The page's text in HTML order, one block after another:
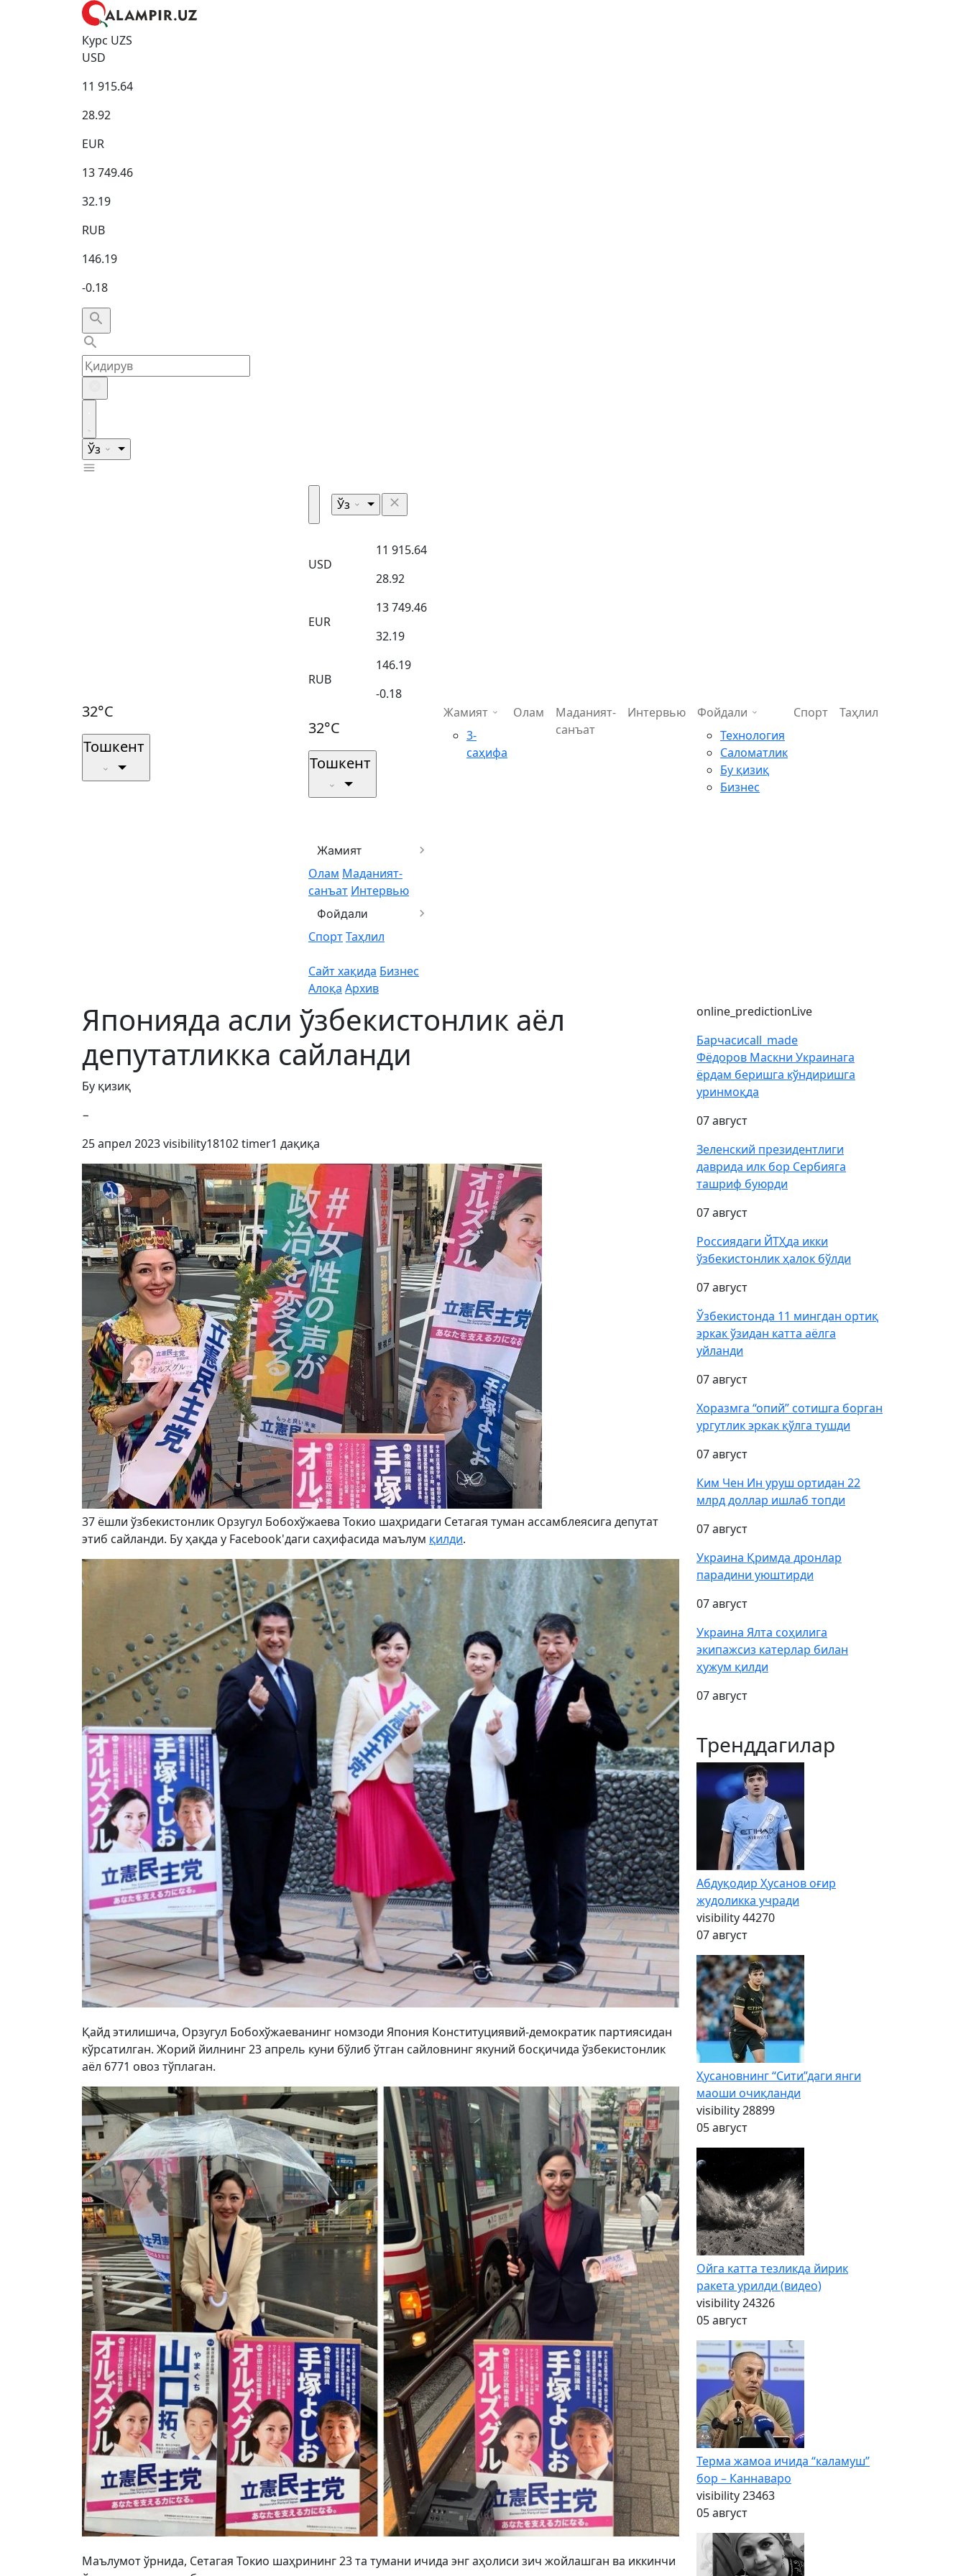
Курс UZS
USD
11 915.64
28.92
EUR
13 749.46
32.19
RUB
146.19
-0.18
Ўз
32°C
Тошкент
Ўз
USD
11 915.64
28.92
EUR
13 749.46
32.19
RUB
146.19
-0.18
32°C
Тошкент
Жамият
Олам Маданият-
санъат Интервью
Фойдали
СпортТаҳлил
Сайт хақида Бизнес
Алоқа Архив
Жамият
3-
саҳифа
Олам
Маданият-
санъат
Интервью
Фойдали
Технология
Саломатлик
Бу қизиқ
Бизнес
Спорт Таҳлил
Японияда асли ўзбекистонлик аёл
депутатликка сайланди
Бу қизиқ
−
25 апрел 2023visibility18102timer1 дақиқа
37 ёшли ўзбекистонлик Орзугул Бобохўжаева Токио шаҳридаги Сетагая туман ассамблеясига депутат
этиб сайланди. Бу ҳақда у Facebook'даги саҳифасида маълум қилди.
Қайд этилишича, Орзугул Бобохўжаеванинг номзоди Япония Конституциявий-демократик партиясидан
кўрсатилган. Жорий йилнинг 23 апрель куни бўлиб ўтган сайловнинг якуний босқичида ўзбекистонлик
аёл 6771 овоз тўплаган.
Маълумот ўрнида, Сетагая Токио шаҳрининг 23 та тумани ичида энг аҳолиси зич жойлашган ва иккинчи
online_predictionLive
Барчасиcall_made
Фёдоров Маскни Украинага
ёрдам беришга кўндиришга
уринмоқда
07 август
Зеленский президентлиги
даврида илк бор Сербияга
ташриф буюрди
07 август
Россиядаги ЙТҲда икки
ўзбекистонлик ҳалок бўлди
07 август
Ўзбекистонда 11 мингдан ортиқ
эркак ўзидан катта аёлга
уйланди
07 август
Хоразмга “опий” сотишга борган
ургутлик эркак қўлга тушди
07 август
Ким Чен Ин уруш ортидан 22
млрд доллар ишлаб топди
07 август
Украина Қримда дронлар
парадини уюштирди
07 август
Украина Ялта соҳилига
экипажсиз катерлар билан
ҳужум қилди
07 август
Тренддагилар
Абдуқодир Ҳусанов оғир
жудоликка учради
visibility44270
07 август
Ҳусановнинг “Сити”даги янги
маоши очиқланди
visibility28899
05 август
Ойга катта тезликда йирик
ракета урилди (видео)
visibility24326
05 август
Терма жамоа ичида “каламуш”
бор – Каннаваро
visibility23463
05 август